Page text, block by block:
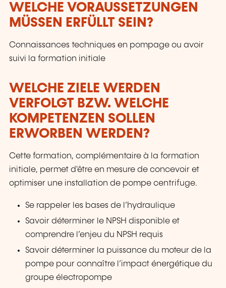
WELCHE VORAUSSETZUNGEN
MÜSSEN ERFÜLLT SEIN?
Connaissances techniques en pompage ou avoir
suivi la formation initiale
WELCHE ZIELE WERDEN
VERFOLGT BZW. WELCHE
KOMPETENZEN SOLLEN
ERWORBEN WERDEN?
Cette formation, complémentaire à la formation
initiale, permet d'être en mesure de concevoir et
optimiser une installation de pompe centrifuge.
Se rappeler les bases de l’hydraulique
Savoir déterminer le NPSH disponible et
comprendre l’enjeu du NPSH requis
Savoir déterminer la puissance du moteur de la
pompe pour connaître l’impact énergétique du
groupe électropompe